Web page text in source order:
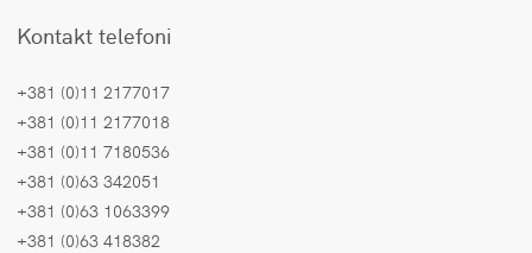
Kontakt telefoni
+381 (0)11 2177017
+381 (0)11 2177018
+381 (0)11 7180536
+381 (0)63 342051
+381 (0)63 1063399
+381 (0)63 418382